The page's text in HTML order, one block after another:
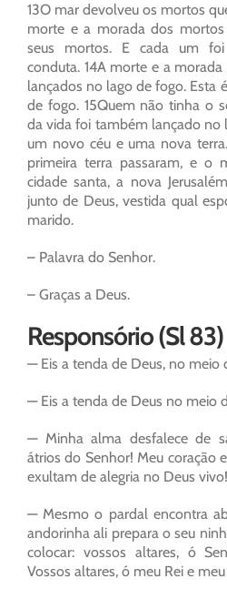
13O mar devolveu os mortos
morte e a morada dos
seus mortos. E cada um
conduta. 14A morte e a
lançados no lago de fogo. Esta
de fogo. 15Quem não tinha o
da vida foi também lançado no
um novo céu e uma nova
primeira terra passaram, e o
cidade santa, a nova
junto de Deus, vestida qual
marido.
– Palavra do Senhor.
– Graças a Deus.
Responsório (Sl 83)
— Eis a tenda de Deus, no meio
— Eis a tenda de Deus no meio
— Minha alma desfalece de
átrios do Senhor! Meu coração
exultam de alegria no Deus vivo!
— Mesmo o pardal encontra
andorinha ali prepara o seu
colocar: vossos altares, ó
Vossos altares, ó meu Rei e